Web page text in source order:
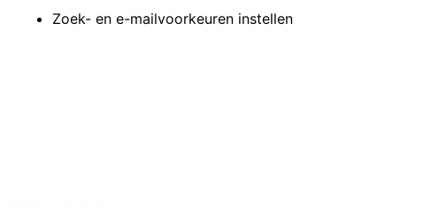
Zoek- en e-mailvoorkeuren instellen